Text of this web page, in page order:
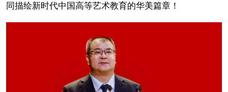
同描绘新时代中国高等艺术教育的华美篇章！